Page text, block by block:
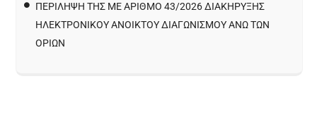
ΠΕΡΙΛΗΨΗ ΤΗΣ ΜΕ ΑΡΙΘΜΟ 43/2026 ΔΙΑΚΗΡΥΞΗΣ
ΗΛΕΚΤΡΟΝΙΚΟΥ ΑΝΟΙΚΤΟΥ ΔΙΑΓΩΝΙΣΜΟΥ ΑΝΩ ΤΩΝ
ΟΡΙΩΝ